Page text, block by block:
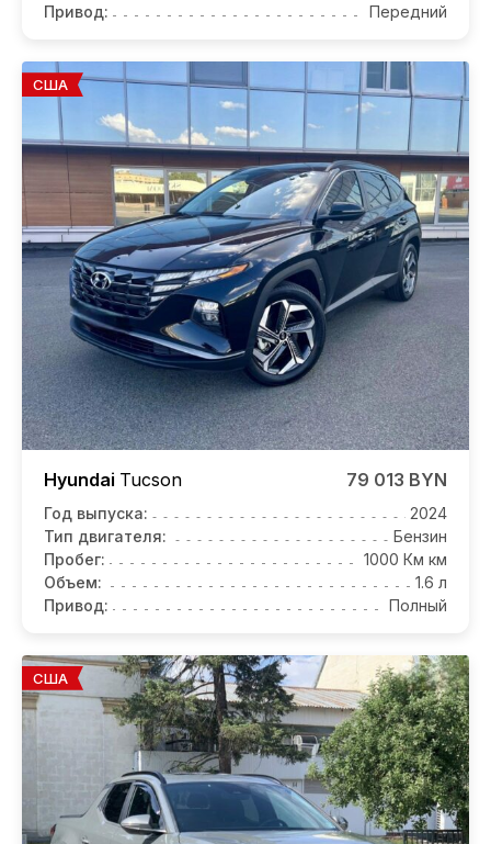
Привод:
Передний
США
Hyundai Tucson 79 013 BYN
Год выпуска:
2024
Тип двигателя:
Бензин
Пробег:
1000 Км км
Объем:
1.6 л
Привод:
Полный
США